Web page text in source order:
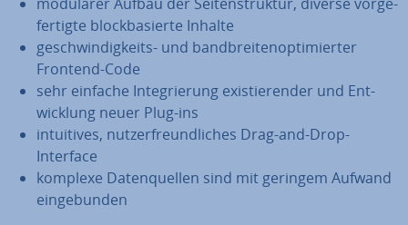
fer­tig­te block­ba­sier­te Inhalte
ge­schwin­dig­keits- und band­brei­ten­op­ti­mier­ter
Frontend-Code
sehr einfache In­te­grie­rung exis­tie­ren­der und Ent­
wick­lung neuer Plug-ins
in­tui­ti­ves, nut­zer­freund­li­ches Drag-and-Drop-
Interface
komplexe Da­ten­quel­len sind mit geringem Aufwand
ein­ge­bun­den